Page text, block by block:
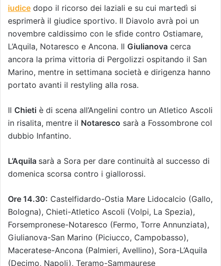
iudice dopo il ricorso dei laziali e su cui martedì si
esprimerà il giudice sportivo. Il Diavolo avrà poi un
novembre caldissimo con le sfide contro Ostiamare,
L’Aquila, Notaresco e Ancona. Il Giulianova cerca
ancora la prima vittoria di Pergolizzi ospitando il San
Marino, mentre in settimana società e dirigenza hanno
portato avanti il restyling alla rosa.
Il Chieti è di scena all’Angelini contro un Atletico Ascoli
in risalita, mentre il Notaresco sarà a Fossombrone col
dubbio Infantino.
L’Aquila sarà a Sora per dare continuità al successo di
domenica scorsa contro i giallorossi.
Ore 14.30: Castelfidardo-Ostia Mare Lidocalcio (Gallo,
Bologna), Chieti-Atletico Ascoli (Volpi, La Spezia),
Forsempronese-Notaresco (Fermo, Torre Annunziata),
Giulianova-San Marino (Piciucco, Campobasso),
Maceratese-Ancona (Palmieri, Avellino), Sora-L’Aquila
(Decimo, Napoli), Teramo-Sammaurese